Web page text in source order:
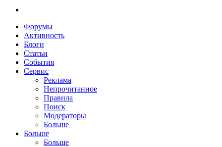
Форумы
Активность
Блоги
Статьи
События
Сервис
Реклама
Непрочитанное
Правила
Поиск
Модераторы
Больше
Больше
Больше